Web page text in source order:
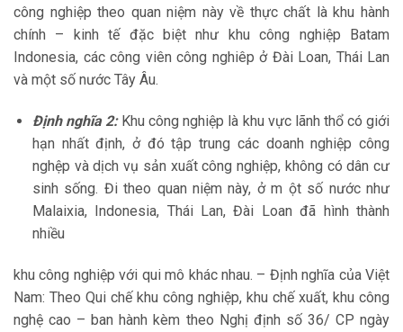
công nghiệp theo quan niệm này về thực chất là khu hành
chính – kinh tế đặc biệt như khu công nghiệp Batam
Indonesia, các công viên công nghiêp ở Đài Loan, Thái Lan
và một số nước Tây Âu.
Định nghĩa 2:Khu công nghiệp là khu vực lãnh thổ có giới
hạn nhất định, ở đó tập trung các doanh nghiệp công
nghệp và dịch vụ sản xuất công nghiệp, không có dân cư
sinh sống. Đi theo quan niệm này, ở m ột số nước như
Malaixia, Indonesia, Thái Lan, Đài Loan đã hình thành
nhiều
khu công nghiệp với qui mô khác nhau. – Định nghĩa của Việt
Nam: Theo Qui chế khu công nghiệp, khu chế xuất, khu công
nghệ cao – ban hành kèm theo Nghị định số 36/ CP ngày